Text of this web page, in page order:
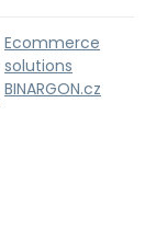
Ecommerce
solutions
BINARGON.cz